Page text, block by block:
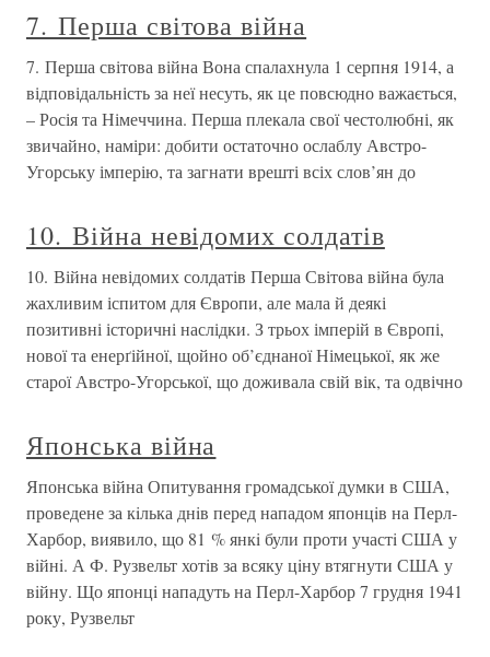
7. Перша світова війна
7. Перша світова війна Вона спалахнула 1 серпня 1914, а
відповідальність за неї несуть, як це повсюдно важається,
– Росія та Німеччина. Перша плекала свої честолюбні, як
звичайно, наміри: добити остаточно ослаблу Австро-
Угорську імперію, та загнати врешті всіх слов’ян до
10. Війна невідомих солдатів
10. Війна невідомих солдатів Перша Світова війна була
жахливим іспитом для Європи, але мала й деякі
позитивні історичні наслідки. З трьох імперій в Європі,
нової та енерґійної, щойно об’єднаної Німецької, як же
старої Австро-Угорської, що доживала свій вік, та одвічно
Японська війна
Японська війна Опитування громадської думки в США,
проведене за кiлька днiв перед нападом японцiв на Перл-
Харбор, виявило, що 81 % янкi були проти участi США у
вiйнi. А Ф. Рузвельт хотiв за всяку цiну втягнути США у
вiйну. Що японцi нападуть на Перл-Харбор 7 грудня 1941
року, Рузвельт